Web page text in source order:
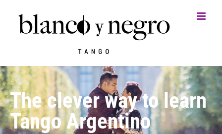
springen
The clever wayto learn
Tango Argentino